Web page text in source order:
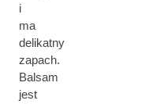
i
ma
delikatny
zapach.
Balsam
jest